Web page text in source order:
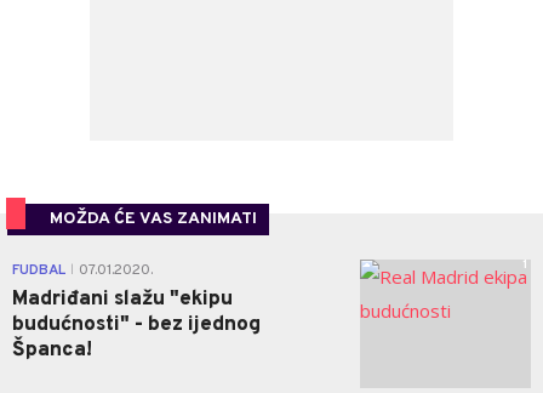
MOŽDA ĆE VAS ZANIMATI
FUDBAL 07.01.2020.
Madriđani slažu "ekipu
budućnosti" - bez ijednog
Španca!
1